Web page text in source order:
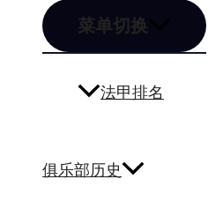
菜单切换
法甲排名
俱乐部历史